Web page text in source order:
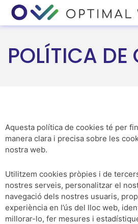
POLÍTICA DE
Aquesta política de cookies té per
manera clara i precisa sobre les
nostra web.
Utilitzem cookies pròpies i de
nostres serveis, personalitzar el
navegació dels nostres usuaris,
experiència en l’ús del lloc web,
millorar-lo, fer mesures i